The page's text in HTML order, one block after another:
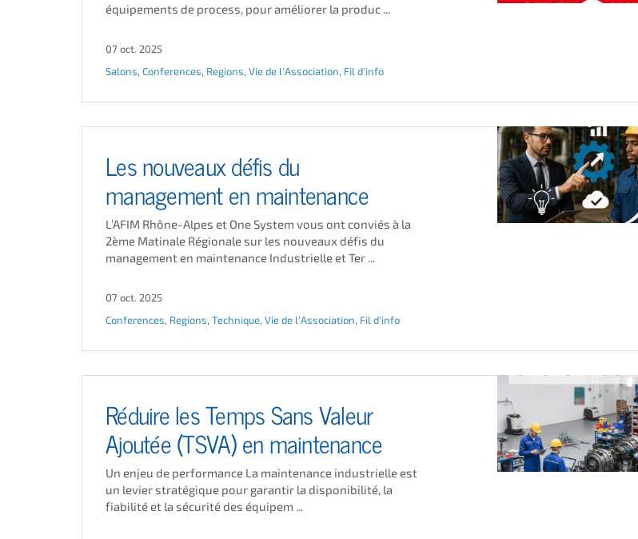
équipements de process, pour améliorer la produc ...
07 oct. 2025
Salons, Conferences, Regions, Vie de l'Association, Fil d'info
Les nouveaux défis du
management en maintenance
L’AFIM Rhône-Alpes et One System vous ont conviés à la
2ème Matinale Régionale sur les nouveaux défis du
management en maintenance Industrielle et Ter ...
07 oct. 2025
Conferences, Regions, Technique, Vie de l'Association, Fil d'info
Réduire les Temps Sans Valeur
Ajoutée (TSVA) en maintenance
Un enjeu de performance La maintenance industrielle est
un levier stratégique pour garantir la disponibilité, la
fiabilité et la sécurité des équipem ...